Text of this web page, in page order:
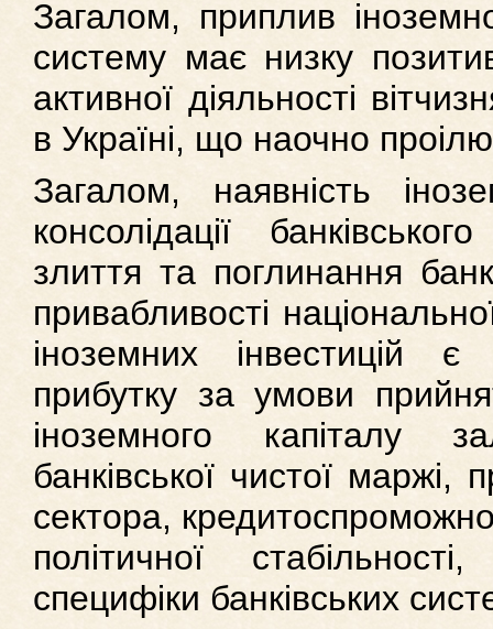
Загалом, приплив
систему має низку
активної діяльності
в Україні, що наочно
Загалом, наявність
консолідації
злиття та поглинання
привабливості
іноземних інвестицій є
прибутку за умови
іноземного капіталу
банківської чистої маржі,
сектора,
політичної
специфіки банківських